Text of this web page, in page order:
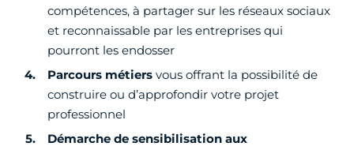
compétences, à partager sur les réseaux sociaux
et reconnaissable par les entreprises qui
pourront les endosser
Parcours métiers vous offrant la possibilité de
construire ou d’approfondir votre projet
professionnel
Démarche de sensibilisation aux